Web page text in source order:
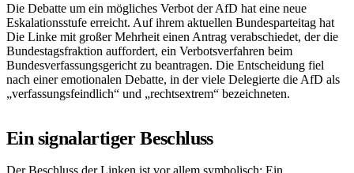
Die Debatte um ein mögliches Verbot der AfD hat eine neue
Eskalationsstufe erreicht. Auf ihrem aktuellen Bundesparteitag hat
Die Linke mit großer Mehrheit einen Antrag verabschiedet, der die
Bundestagsfraktion auffordert, ein Verbotsverfahren beim
Bundesverfassungsgericht zu beantragen. Die Entscheidung fiel
nach einer emotionalen Debatte, in der viele Delegierte die AfD als
„verfassungsfeindlich“ und „rechtsextrem“ bezeichneten.
Ein signalartiger Beschluss
Der Beschluss der Linken ist vor allem symbolisch: Ein